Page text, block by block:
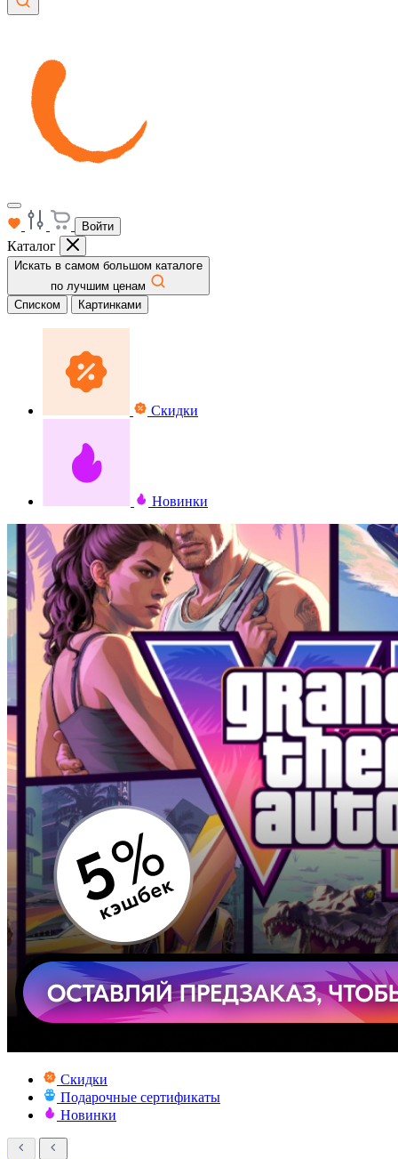
Войти
Каталог
Искать в самом большом каталоге
по лучшим ценам
Списком
Картинками
Скидки
Новинки
Скидки
Подарочные сертификаты
Новинки